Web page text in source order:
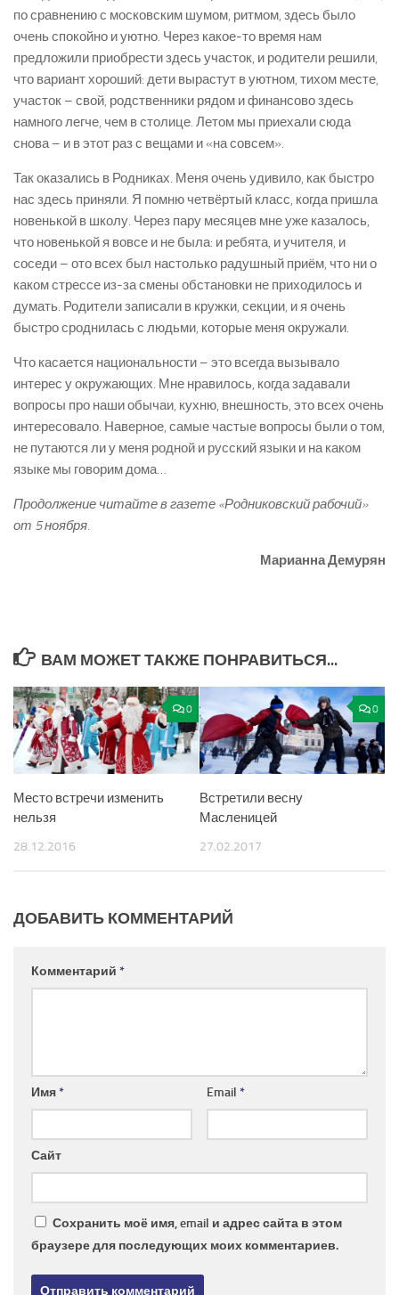
по сравнению с московским шумом, ритмом, здесь было
очень спокойно и уютно. Через какое-то время нам
предложили приобрести здесь участок, и родители решили,
что вариант хороший: дети вырастут в уютном, тихом месте,
участок – свой, родственники рядом и финансово здесь
намного легче, чем в столице. Летом мы приехали сюда
снова – и в этот раз с вещами и «на совсем».
Так оказались в Родниках. Меня очень удивило, как быстро
нас здесь приняли. Я помню четвёртый класс, когда пришла
новенькой в школу. Через пару месяцев мне уже казалось,
что новенькой я вовсе и не была: и ребята, и учителя, и
соседи – ото всех был настолько радушный приём, что ни о
каком стрессе из-за смены обстановки не приходилось и
думать. Родители записали в кружки, секции, и я очень
быстро сроднилась с людьми, которые меня окружали.
Что касается национальности – это всегда вызывало
интерес у окружающих. Мне нравилось, когда задавали
вопросы про наши обычаи, кухню, внешность, это всех очень
интересовало. Наверное, самые частые вопросы были о том,
не путаются ли у меня родной и русский языки и на каком
языке мы говорим дома…
Продолжение читайте в газете «Родниковский рабочий»
от 5 ноября.
Марианна Демурян
ВАМ МОЖЕТ ТАКЖЕ ПОНРАВИТЬСЯ...
0
Место встречи изменить
нельзя
28.12.2016
0
Встретили весну
Масленицей
27.02.2017
ДОБАВИТЬ КОММЕНТАРИЙ
Комментарий *
Имя* Email *
Сайт
Сохранить моё имя, email и адрес сайта в этом
браузере для последующих моих комментариев.